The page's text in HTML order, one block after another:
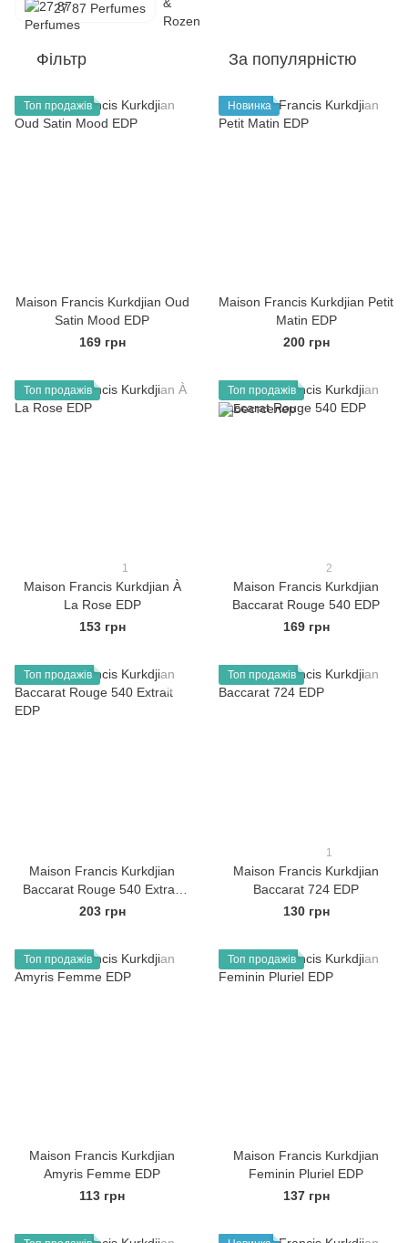
27 87 Perfumes
Фільтр За популярністю
Топ продажів
Maison Francis Kurkdjian Oud
Satin Mood EDP
169 грн
Новинка
Maison Francis Kurkdjian Petit
Matin EDP
200 грн
Топ продажів
1
Maison Francis Kurkdjian À
La Rose EDP
153 грн
Топ продажів
2
Maison Francis Kurkdjian
Baccarat Rouge 540 EDP
169 грн
Топ продажів
Maison Francis Kurkdjian
Baccarat Rouge 540 Extrait
EDP
203 грн
Топ продажів
1
Maison Francis Kurkdjian
Baccarat 724 EDP
130 грн
Топ продажів
Maison Francis Kurkdjian
Amyris Femme EDP
113 грн
Топ продажів
Maison Francis Kurkdjian
Feminin Pluriel EDP
137 грн